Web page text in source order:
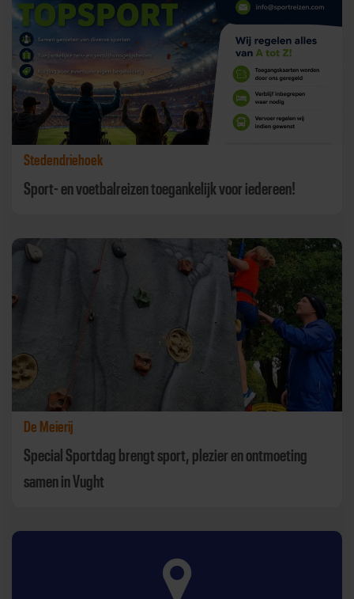
Stedendriehoek
Sport- en voetbalreizen toegankelijk voor iedereen!
De Meierij
Special Sportdag brengt sport, plezier en ontmoeting
samen in Vught